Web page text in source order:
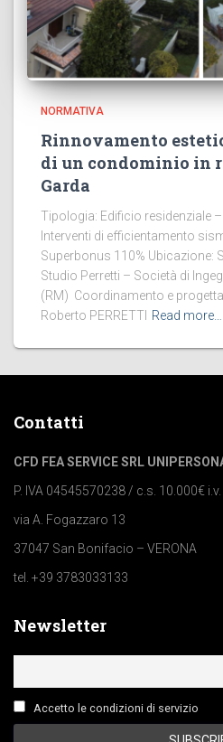
NORMATIVA
Rinnovamento
di un condominio in
Garda
Tipologia: Edificio residenziale
Interventi di efficientamento
Superbonus 110% Ubicazione:
Studio Perretti – Società di
(RM) Coordinamento e
Roberto PERRETTI Read more…
Contatti
CFD FEA SERVICE SRL
P. IVA 04545570238 / c.s. 10.000€ i.v.
via A. Fogazzaro 13
37047 San Bonifacio – VERONA
tel. +39 3783033133
Newsletter
Accetto le condizioni di servizio